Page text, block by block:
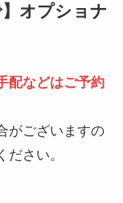
】オプショナ
配などはご予約
がございますの
さい。